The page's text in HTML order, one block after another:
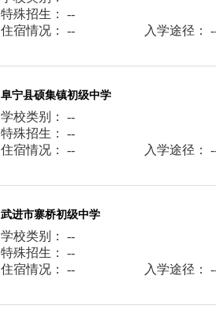
特殊招生： --
住宿情况： --
入学途径：
阜宁县硕集镇初级中学
学校类别： --
特殊招生： --
住宿情况： --
入学途径：
武进市寨桥初级中学
学校类别： --
特殊招生： --
住宿情况： --
入学途径：